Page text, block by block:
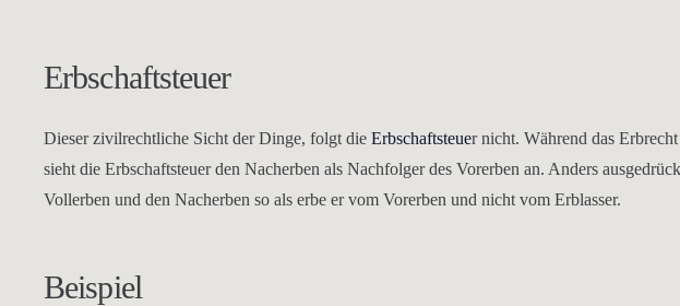
Erbschaftsteuer
Dieser zivilrechtliche Sicht der Dinge, folgt die Erbschaftsteuer nicht. Während das
sieht die Erbschaftsteuer den Nacherben als Nachfolger des Vorerben an. Anders
Vollerben und den Nacherben so als erbe er vom Vorerben und nicht vom Erblasser.
Beispiel